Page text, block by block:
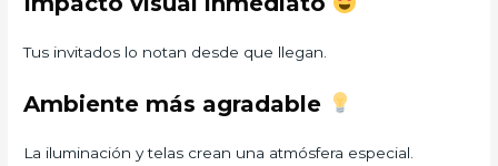
Tus invitados lo notan desde que llegan.
Ambiente más agradable
La iluminación y telas crean una atmósfera especial.